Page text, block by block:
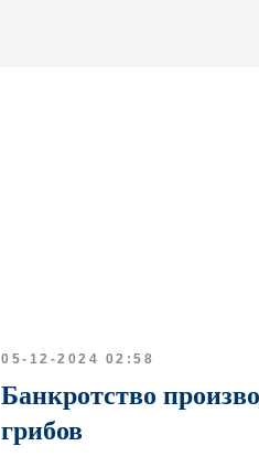
05-12-2024 02:58
Банкротство
грибов